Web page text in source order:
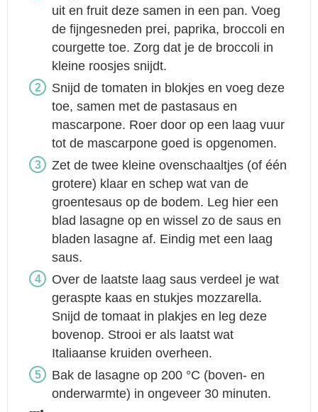
uit en fruit deze samen in een pan. Voeg
de fijngesneden prei, paprika, broccoli en
courgette toe. Zorg dat je de broccoli in
kleine roosjes snijdt.
Snijd de tomaten in blokjes en voeg deze
toe, samen met de pastasaus en
mascarpone. Roer door op een laag vuur
tot de mascarpone goed is opgenomen.
Zet de twee kleine ovenschaaltjes (of één
grotere) klaar en schep wat van de
groentesaus op de bodem. Leg hier een
blad lasagne op en wissel zo de saus en
bladen lasagne af. Eindig met een laag
saus.
Over de laatste laag saus verdeel je wat
geraspte kaas en stukjes mozzarella.
Snijd de tomaat in plakjes en leg deze
bovenop. Strooi er als laatst wat
Italiaanse kruiden overheen.
Bak de lasagne op 200 °C (boven- en
onderwarmte) in ongeveer 30 minuten.